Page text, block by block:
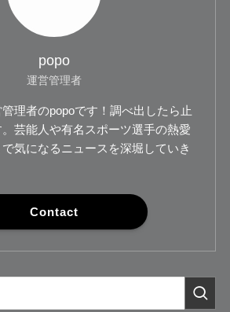
popo
運営管理者
理者のpopoです！調べ出したら止
芸能人や有名スポーツ選手の熱愛
気になるニュースを深堀していき
Contact